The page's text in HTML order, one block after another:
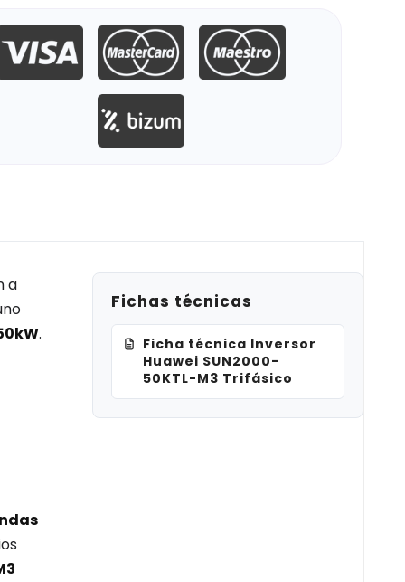
a
.
Fichas técnicas
Ficha técnica Inversor
Huawei SUN2000-
50KTL-M3 Trifásico